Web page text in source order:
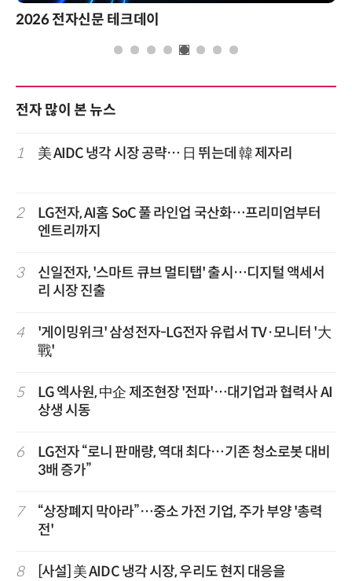
전자신문 테크데이
전자 많이 본 뉴스
1 美 AIDC 냉각 시장 공략… 日 뛰는데 韓 제자리
2
LG전자, AI홈 SoC 풀 라인업 국산화…프리미엄부터
엔트리까지
3
신일전자, '스마트 큐브 멀티탭' 출시…디지털 액세서
리 시장 진출
4
'게이밍위크' 삼성전자-LG전자 유럽서 TV·모니터 '大
戰'
5
LG 엑사원, 中企 제조현장 '전파'…대기업과 협력사 AI
상생 시동
6
LG전자 “로니 판매량, 역대 최다…기존 청소로봇 대비
3배 증가”
7
“상장폐지 막아라”…중소 가전 기업, 주가 부양 '총력
전'
8 [사설] 美 AIDC 냉각 시장, 우리도 현지 대응을